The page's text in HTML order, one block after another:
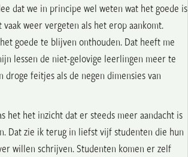
dat we in principe wel weten wat het goede is
weer vergeten als het erop aankomt.
goede te blijven onthouden. Dat heeft me
lessen de niet-gelovige leerlingen meer te
droge feitjes als de negen dimensies van
het het inzicht dat er steeds meer aandacht is
Dat zie ik terug in liefst vijf studenten die hun
willen schrijven. Studenten komen er zelf